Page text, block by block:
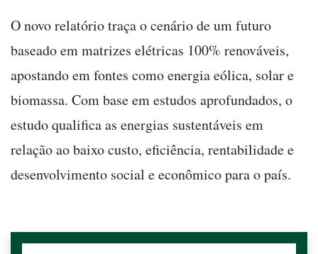
O novo relatório traça o cenário de um futuro
baseado em matrizes elétricas 100% renováveis,
apostando em fontes como energia eólica, solar e
biomassa. Com base em estudos aprofundados, o
estudo qualifica as energias sustentáveis em
relação ao baixo custo, eficiência, rentabilidade e
desenvolvimento social e econômico para o país.